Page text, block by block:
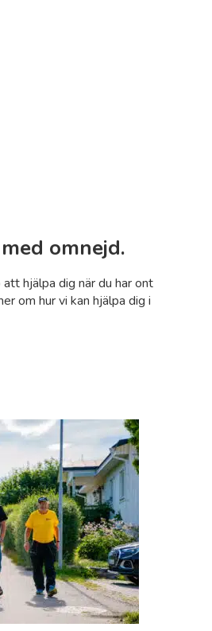
omnejd.
hjälpa dig när du har ont
om hur vi kan hjälpa dig i